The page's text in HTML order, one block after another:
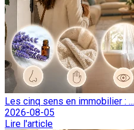
Les cinq sens en immobilier : ...
2026-08-05
Lire l'article